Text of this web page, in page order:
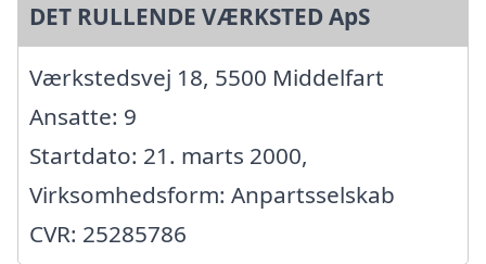
DET RULLENDE VÆRKSTED ApS
Værkstedsvej 18, 5500 Middelfart
Ansatte: 9
Startdato: 21. marts 2000,
Virksomhedsform: Anpartsselskab
CVR: 25285786